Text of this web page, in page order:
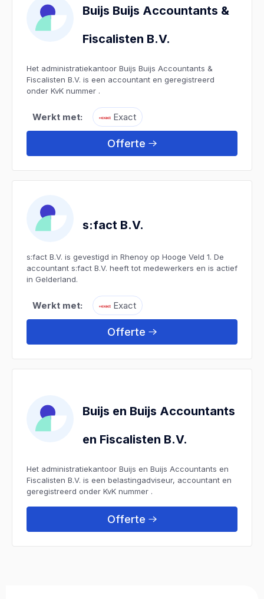
Buijs Buijs Accountants &
Fiscalisten B.V.
Het administratiekantoor Buijs Buijs Accountants &
Fiscalisten B.V. is een accountant en geregistreerd
onder KvK nummer .
Werkt met: Exact
Offerte
s:fact B.V.
s:fact B.V. is gevestigd in Rhenoy op Hooge Veld 1. De
accountant s:fact B.V. heeft tot medewerkers en is actief
in Gelderland.
Werkt met: Exact
Offerte
Buijs en Buijs Accountants
en Fiscalisten B.V.
Het administratiekantoor Buijs en Buijs Accountants en
Fiscalisten B.V. is een belastingadviseur, accountant en
geregistreerd onder KvK nummer .
Offerte